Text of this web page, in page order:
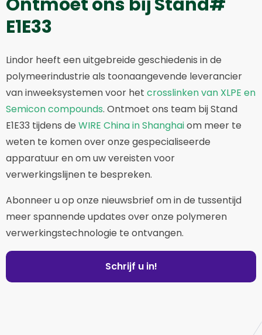
E1E33
Lindor heeft een uitgebreide geschiedenis in de
polymeerindustrie als toonaangevende leverancier
van inweeksystemen voor het crosslinken van XLPE en
Semicon compounds. Ontmoet ons team bij Stand
E1E33 tijdens de WIRE China in Shanghaiom meer te
weten te komen over onze gespecialiseerde
apparatuur en om uw vereisten voor
verwerkingslijnen te bespreken.
Abonneer u op onze nieuwsbrief om in de tussentijd
meer spannende updates over onze polymeren
verwerkingstechnologie te ontvangen.
Schrijf u in!